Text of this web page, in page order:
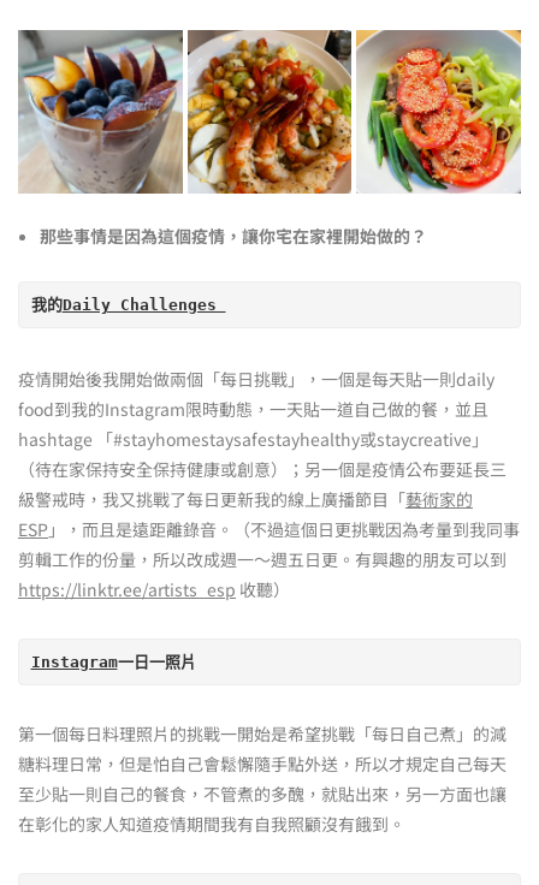
那些事情是因為這個疫情，讓你宅在家裡開始做的？
我的Daily Challenges
疫情開始後我開始做兩個「每日挑戰」，一個是每天貼一則daily
food到我的Instagram限時動態，一天貼一道自己做的餐，並且
hashtage 「#stayhomestaysafestayhealthy或staycreative」
（待在家保持安全保持健康或創意）；另一個是疫情公布要延長三
級警戒時，我又挑戰了每日更新我的線上廣播節目「藝術家的
ESP 」，而且是遠距離錄音。（不過這個日更挑戰因為考量到我同事
剪輯工作的份量，所以改成週一～週五日更。有興趣的朋友可以到
https://linktr.ee/artists_esp 收聽）
Instagram一日一照片
第一個每日料理照片的挑戰一開始是希望挑戰「每日自己煮」的減
糖料理日常，但是怕自己會鬆懈隨手點外送，所以才規定自己每天
至少貼一則自己的餐食，不管煮的多醜，就貼出來，另一方面也讓
在彰化的家人知道疫情期間我有自我照顧沒有餓到。